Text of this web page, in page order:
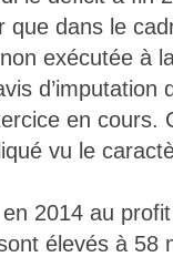
que dans le
exécutée à
en cours.
vu le
2014 au
élevés à 58